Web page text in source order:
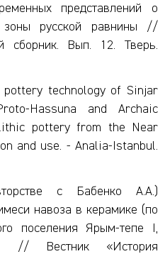
представлений о
зоны русской равнины //
сборник. Вып. 12. Тверь.
pottery technology of Sinjar
Hassuna and Archaic
pottery from the Near
and use. - Analia-Istanbul.
с Бабенко А.А.)
навоза в керамике (по
поселения Ярым-тепе I,
// Вестник «История